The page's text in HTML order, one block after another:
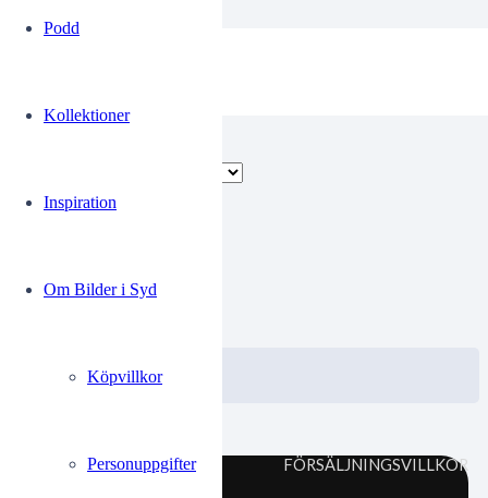
Podd
Kollektioner
Inspiration
Om Bilder i Syd
Köpvillkor
Personuppgifter
0.00kr
Välj alternativ
FÖRSÄLJNINGSVILLKOR